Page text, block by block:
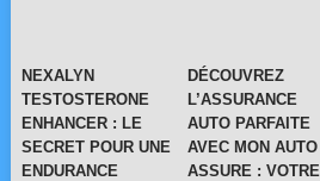
NEXALYN
TESTOSTERONE
ENHANCER : LE
SECRET POUR UNE
ENDURANCE
DÉCOUVREZ
L’ASSURANCE
AUTO PARFAITE
AVEC MON AUTO
ASSURE : VOTRE